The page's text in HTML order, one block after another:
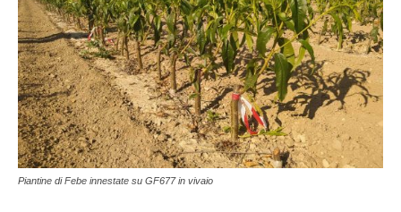
Piantine di Febe innestate su GF677 in vivaio